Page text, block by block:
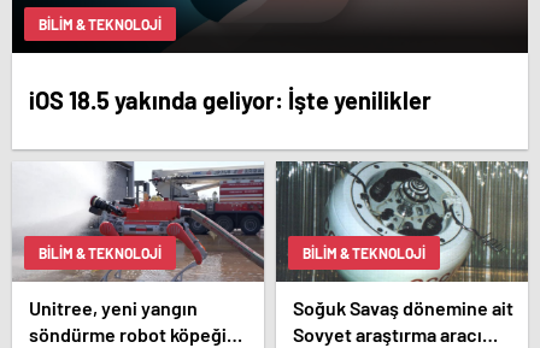
BILIM & TEKNOLOJI
iOS 18.5 yakında geliyor: İşte yenilikler
BILIM & TEKNOLOJI
Unitree, yeni yangın
söndürme robot köpeğini
BILIM & TEKNOLOJI
Soğuk Savaş dönemine ait
Sovyet araştırma aracı